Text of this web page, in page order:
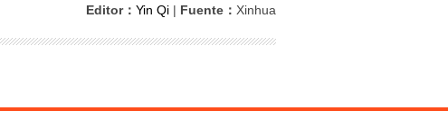
Editor： Yin Qi | Fuente： Xinhua